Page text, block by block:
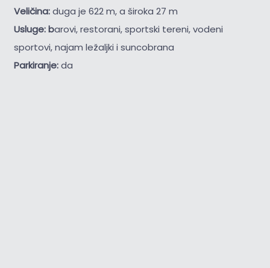
Veličina:duga je 622 m, a široka 27 m
Usluge: barovi, restorani, sportski tereni, vodeni
sportovi, najam ležaljki i suncobrana
Parkiranje:da